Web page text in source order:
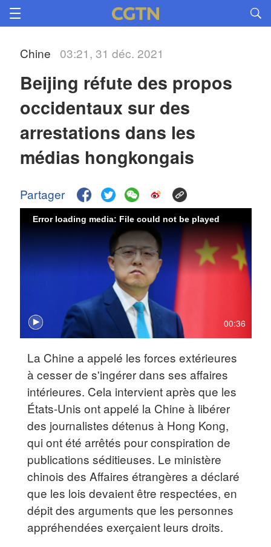
Chine 03:21, 31 déc. 2021
Beijing réfute des propos
occidentaux sur des
arrestations dans les
médias hongkongais
Partager
Error loading media: File could not be played
00:36
La Chine a appelé les forces extérieures
à cesser de s'ingérer dans ses affaires
intérieures. Cela intervient après que les
États-Unis ont appelé la Chine à libérer
des journalistes détenus à Hong Kong,
qui ont été arrêtés pour conspiration de
publications séditieuses. Le ministère
chinois des Affaires étrangères a déclaré
que les lois devaient être respectées, en
dépit des arguments que les personnes
appréhendées exerçaient leurs droits.